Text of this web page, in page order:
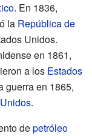
. En 1836,
la República de
Unidos.
en 1861,
a los Estados
guerra en 1865,
.
depetróleo